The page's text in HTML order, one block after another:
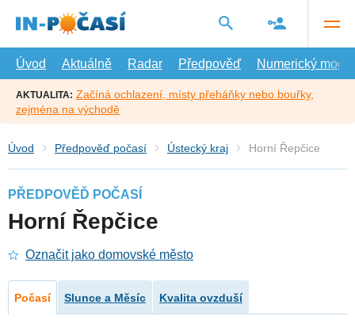
hlavní
Úvod
Aktuálně Radar Předpověď Numerický model
AKTUALITA: Začíná ochlazení, místy přeháňky nebo bouřky,
zejména na východě
Úvod Předpověď počasí Ústecký kraj Horní Řepčice
PŘEDPOVĚĎ POČASÍ
Horní Řepčice
Označit jako domovské město
Počasí Slunce a Měsíc Kvalita ovzduší